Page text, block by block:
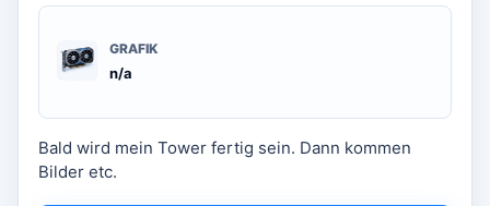
GRAFIK
n/a
Bald wird mein Tower fertig sein. Dann kommen
Bilder etc.